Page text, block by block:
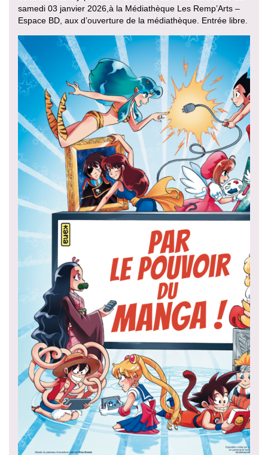
samedi 03 janvier 2026,à la Médiathèque Les Remp’Arts –
Espace BD, aux d’ouverture de la médiathèque. Entrée libre.